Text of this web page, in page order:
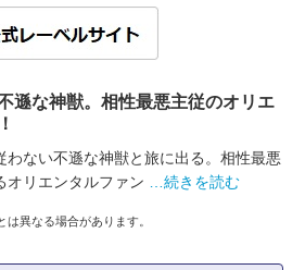
遜な神獣。相性最悪主従のオリエ
わない不遜な神獣と旅に出る。相性最悪
オリエンタルファン
…続きを読む
異なる場合があります。